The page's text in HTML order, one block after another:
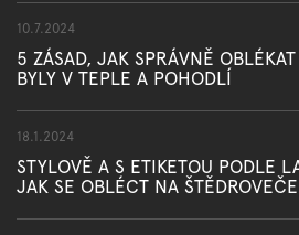
10.7.2024
5 ZÁSAD, JAK SPRÁVNĚ
BYLY V TEPLE A POHODLÍ
18.1.2024
STYLOVĚ A S ETIKETOU PODLE
JAK SE OBLÉCT NA